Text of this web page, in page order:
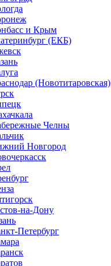
и Крым
(ЕКБ)
(Новотитаровская)
Челны
Новгород
на-Дону
Петербург